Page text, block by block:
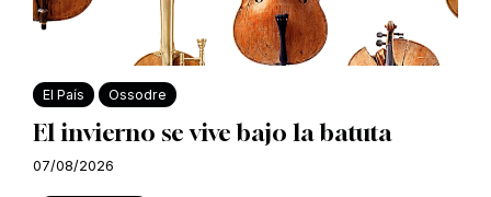
El País Ossodre
El invierno se vive bajo la batuta
07/08/2026